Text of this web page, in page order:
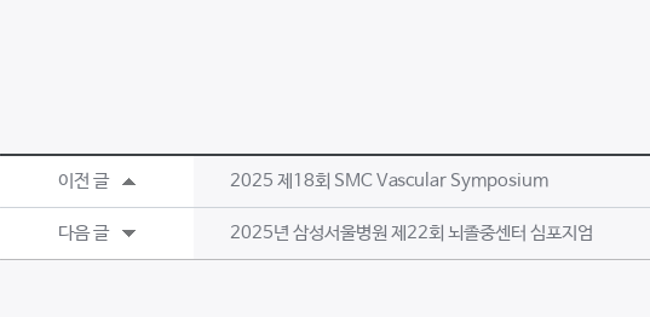
이전 글 2025 제18회 SMC Vascular Symposium
다음 글 2025년 삼성서울병원 제22회 뇌졸중센터 심포지엄